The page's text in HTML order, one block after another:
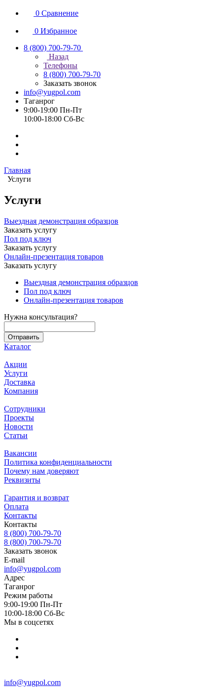
0 Сравнение
0 Избранное
8 (800) 700-79-70
Назад
Телефоны
8 (800) 700-79-70
Заказать звонок
info@yugpol.com
Таганрог
9:00-19:00 Пн-Пт
10:00-18:00 Cб-Вс
Главная
Услуги
Услуги
Выездная демонстрация образцов
Заказать услугу
Пол под ключ
Заказать услугу
Онлайн-презентация товаров
Заказать услугу
Выездная демонстрация образцов
Пол под ключ
Онлайн-презентация товаров
Нужна консультация?
Каталог
Акции
Услуги
Доставка
Компания
Сотрудники
Проекты
Новости
Статьи
Вакансии
Политика конфиденциальности
Почему нам доверяют
Реквизиты
Гарантия и возврат
Оплата
Контакты
Контакты
8 (800) 700-79-70
8 (800) 700-79-70
Заказать звонок
E-mail
info@yugpol.com
Адрес
Таганрог
Режим работы
9:00-19:00 Пн-Пт
10:00-18:00 Cб-Вс
Мы в соцсетях
info@yugpol.com